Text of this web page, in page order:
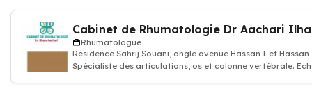
Cabinet de Rhumatologie Dr Aachari
Rhumatologue
Résidence Sahrij Souani, angle avenue Hassan I et
Spécialiste des articulations, os et colonne vertébrale.